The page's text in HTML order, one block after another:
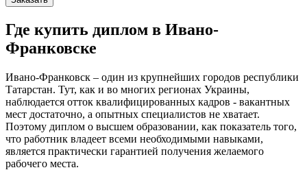
Где купить диплом в Ивано-
Франковске
Ивано-Франковск – один из крупнейших городов республики
Татарстан. Тут, как и во многих регионах Украины,
наблюдается отток квалифицированных кадров - вакантных
мест достаточно, а опытных специалистов не хватает.
Поэтому диплом о высшем образовании, как показатель того,
что работник владеет всеми необходимыми навыками,
является практически гарантией получения желаемого
рабочего места.